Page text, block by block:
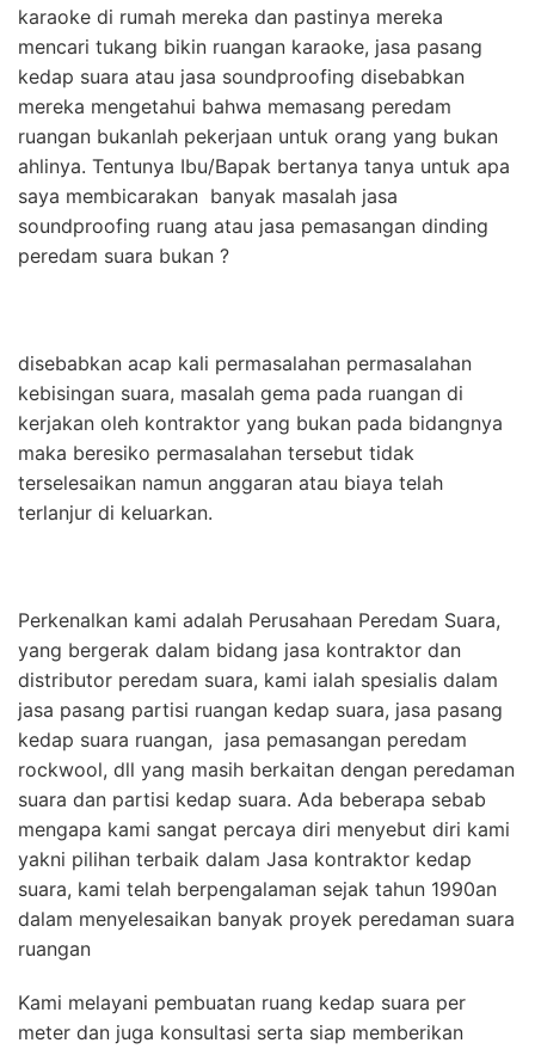
karaoke di rumah mereka dan pastinya mereka
mencari tukang bikin ruangan karaoke, jasa pasang
kedap suara atau jasa soundproofing disebabkan
mereka mengetahui bahwa memasang peredam
ruangan bukanlah pekerjaan untuk orang yang bukan
ahlinya. Tentunya Ibu/Bapak bertanya tanya untuk apa
saya membicarakan banyak masalah jasa
soundproofing ruang atau jasa pemasangan dinding
peredam suara bukan ?
disebabkan acap kali permasalahan permasalahan
kebisingan suara, masalah gema pada ruangan di
kerjakan oleh kontraktor yang bukan pada bidangnya
maka beresiko permasalahan tersebut tidak
terselesaikan namun anggaran atau biaya telah
terlanjur di keluarkan.
Perkenalkan kami adalah Perusahaan Peredam Suara,
yang bergerak dalam bidang jasa kontraktor dan
distributor peredam suara, kami ialah spesialis dalam
jasa pasang partisi ruangan kedap suara, jasa pasang
kedap suara ruangan, jasa pemasangan peredam
rockwool, dll yang masih berkaitan dengan peredaman
suara dan partisi kedap suara. Ada beberapa sebab
mengapa kami sangat percaya diri menyebut diri kami
yakni pilihan terbaik dalam Jasa kontraktor kedap
suara, kami telah berpengalaman sejak tahun 1990an
dalam menyelesaikan banyak proyek peredaman suara
ruangan
Kami melayani pembuatan ruang kedap suara per
meter dan juga konsultasi serta siap memberikan